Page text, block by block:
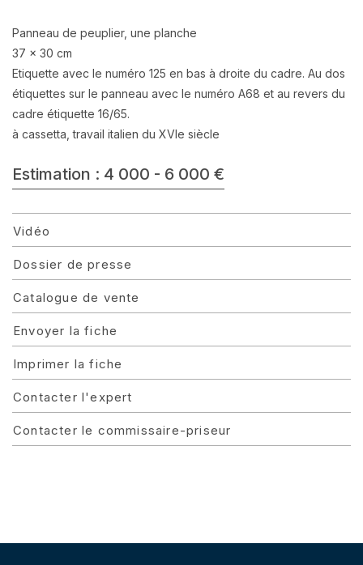
Panneau de peuplier, une planche
37 x 30 cm
Etiquette avec le numéro 125 en bas à droite du cadre. Au dos
étiquettes sur le panneau avec le numéro A68 et au revers du
cadre étiquette 16/65.
à cassetta, travail italien du XVIe siècle
Estimation : 4 000 - 6 000 €
Vidéo
Dossier de presse
Catalogue de vente
Envoyer la fiche
Imprimer la fiche
Contacter l'expert
Contacter le commissaire-priseur